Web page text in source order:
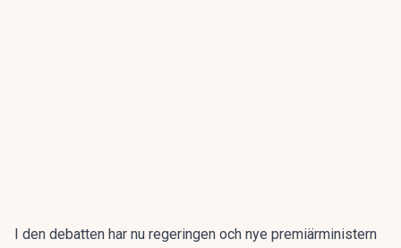
I den debatten har nu regeringen och nye premiärministern